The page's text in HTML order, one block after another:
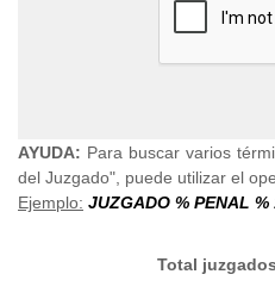
AYUDA: Para buscar varios
del Juzgado", puede utilizar el
Ejemplo: JUZGADO % PENAL %
Total